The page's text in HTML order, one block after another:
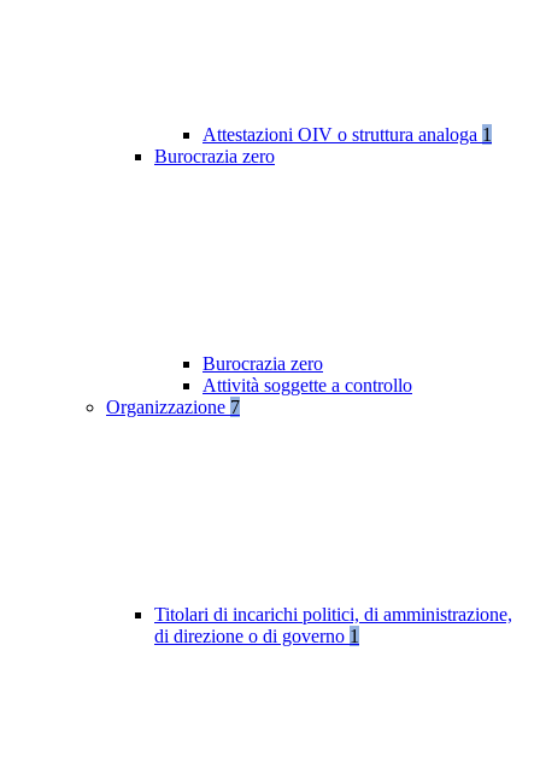
Attestazioni OIV o struttura analoga 1
Burocrazia zero
Burocrazia zero
Attività soggette a controllo
Organizzazione 7
Titolari di incarichi politici, di amministrazione,
di direzione o di governo 1